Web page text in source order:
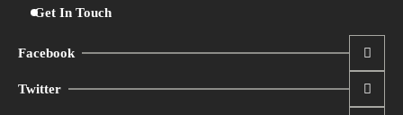
Get In Touch
Facebook
Twitter